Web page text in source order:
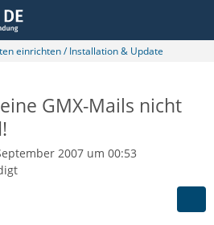
einrichten / Installation & Update
GMX-Mails nicht
2007 um 00:53